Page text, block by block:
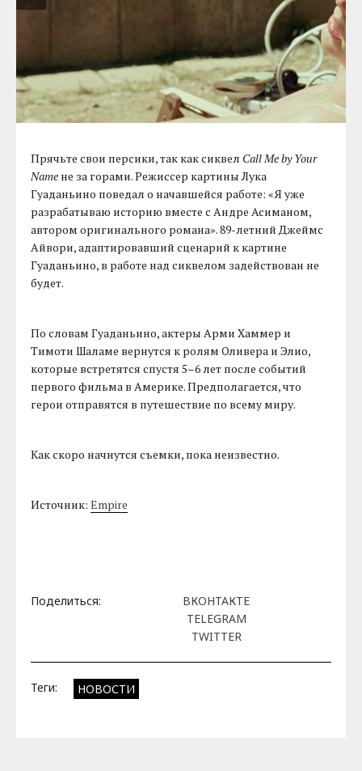
Прячьте свои персики, так как сиквел Call Me by Your
Name не за горами. Режиссер картины Лука
Гуаданьино поведал о начавшейся работе: «Я уже
разрабатываю историю вместе с Андре Асиманом,
автором оригинального романа». 89-летний Джеймс
Айвори, адаптировавший сценарий к картине
Гуаданьино, в работе над сиквелом задействован не
будет.
По словам Гуаданьино, актеры Арми Хаммер и
Тимоти Шаламе вернутся к ролям Оливера и Элио,
которые встретятся спустя 5–6 лет после событий
первого фильма в Америке. Предполагается, что
герои отправятся в путешествие по всему миру.
Как скоро начнутся съемки, пока неизвестно.
Источник:Empire
Поделиться:
ВКОНТАКТЕ
TELEGRAM
TWITTER
Теги: НОВОСТИ